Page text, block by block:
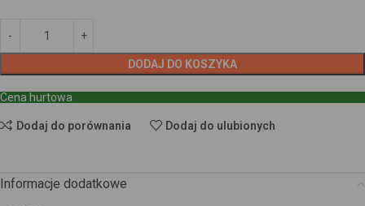
DODAJ DO KOSZYKA
Cena hurtowa
Dodaj do porównania Dodaj do ulubionych
Informacje dodatkowe